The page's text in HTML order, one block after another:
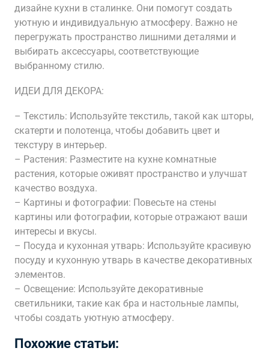
дизайне кухни в сталинке. Они помогут создать
уютную и индивидуальную атмосферу. Важно не
перегружать пространство лишними деталями и
выбирать аксессуары, соответствующие
выбранному стилю.
ИДЕИ ДЛЯ ДЕКОРА:
– Текстиль: Используйте текстиль, такой как шторы,
скатерти и полотенца, чтобы добавить цвет и
текстуру в интерьер.
– Растения: Разместите на кухне комнатные
растения, которые оживят пространство и улучшат
качество воздуха.
– Картины и фотографии: Повесьте на стены
картины или фотографии, которые отражают ваши
интересы и вкусы.
– Посуда и кухонная утварь: Используйте красивую
посуду и кухонную утварь в качестве декоративных
элементов.
– Освещение: Используйте декоративные
светильники, такие как бра и настольные лампы,
чтобы создать уютную атмосферу.
Похожие статьи: